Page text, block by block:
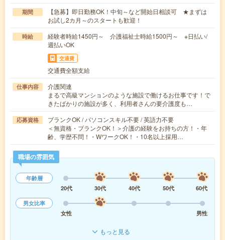
期間
【急募】即日勤務OK！中旬～など開始日相談可 ★まずは
お試し2カ月～のスタートも歓迎！
時給
経験者時給1450円～ 介護福祉士時給1500円～ ※日払い/
週払いOK
交通費
交通費全額支給
仕事内容
介護関連
まるで高級マンションのような施設で働けるお仕事です！で
きたばかりの施設が多く、利用者さんの要介護度も…
応募資格
ブランクOK / パソコンスキル不要 / 英語力不要
＜無資格・ブランクOK！＞介護の経験をお持ちの方！・年
齢、学歴不問！・WワークOK！・10名以上採用…
職場の雰囲気
年齢層
20代
30代 40代 50代
60代
男女比率
女性
男性
もっと見る